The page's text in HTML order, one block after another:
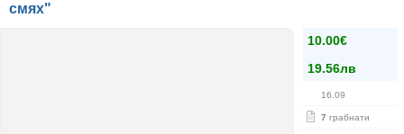
смях"
10.00€
19.56лв
16.09
7 грабнати